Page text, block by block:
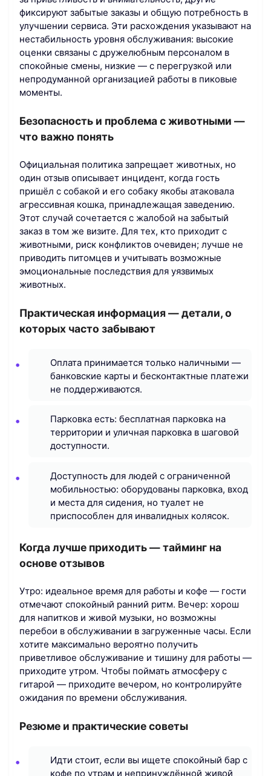
фиксируют забытые заказы и общую потребность в
улучшении сервиса. Эти расхождения указывают на
нестабильность уровня обслуживания: высокие
оценки связаны с дружелюбным персоналом в
спокойные смены, низкие — с перегрузкой или
непродуманной организацией работы в пиковые
моменты.
Безопасность и проблема с животными —
что важно понять
Официальная политика запрещает животных, но
один отзыв описывает инцидент, когда гость
пришёл с собакой и его собаку якобы атаковала
агрессивная кошка, принадлежащая заведению.
Этот случай сочетается с жалобой на забытый
заказ в том же визите. Для тех, кто приходит с
животными, риск конфликтов очевиден; лучше не
приводить питомцев и учитывать возможные
эмоциональные последствия для уязвимых
животных.
Практическая информация — детали, о
которых часто забывают
Оплата принимается только наличными —
банковские карты и бесконтактные платежи
не поддерживаются.
Парковка есть: бесплатная парковка на
территории и уличная парковка в шаговой
доступности.
Доступность для людей с ограниченной
мобильностью: оборудованы парковка, вход
и места для сидения, но туалет не
приспособлен для инвалидных колясок.
Когда лучше приходить — тайминг на
основе отзывов
Утро: идеальное время для работы и кофе — гости
отмечают спокойный ранний ритм. Вечер: хорош
для напитков и живой музыки, но возможны
перебои в обслуживании в загруженные часы. Если
хотите максимально вероятно получить
приветливое обслуживание и тишину для работы —
приходите утром. Чтобы поймать атмосферу с
гитарой — приходите вечером, но контролируйте
ожидания по времени обслуживания.
Резюме и практические советы
Идти стоит, если вы ищете спокойный бар с
кофе по утрам и непринуждённой живой